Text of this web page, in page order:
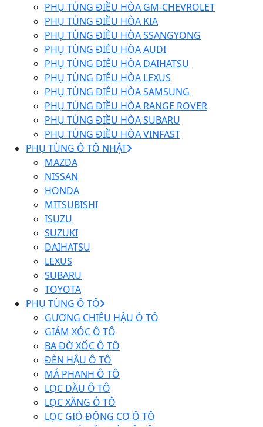
PHỤ TÙNG ĐIỀU HÒA GM-CHEVROLET
PHỤ TÙNG ĐIỀU HÒA KIA
PHỤ TÙNG ĐIỀU HÒA SSANGYONG
PHỤ TÙNG ĐIỀU HÒA AUDI
PHỤ TÙNG ĐIỀU HÒA DAIHATSU
PHỤ TÙNG ĐIỀU HÒA LEXUS
PHỤ TÙNG ĐIỀU HÒA SAMSUNG
PHỤ TÙNG ĐIỀU HÒA RANGE ROVER
PHỤ TÙNG ĐIỀU HÒA SUBARU
PHỤ TÙNG ĐIỀU HÒA VINFAST
PHỤ TÙNG Ô TÔ NHẬT
MAZDA
NISSAN
HONDA
MITSUBISHI
ISUZU
SUZUKI
DAIHATSU
LEXUS
SUBARU
TOYOTA
PHỤ TÙNG Ô TÔ
GƯƠNG CHIẾU HẬU Ô TÔ
GIẢM XÓC Ô TÔ
BA ĐỜ XỐC Ô TÔ
ĐÈN HẬU Ô TÔ
MÁ PHANH Ô TÔ
LỌC DẦU Ô TÔ
LỌC XĂNG Ô TÔ
LỌC GIÓ ĐỘNG CƠ Ô TÔ